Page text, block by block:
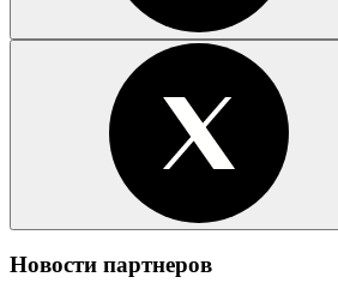
Новости партнеров